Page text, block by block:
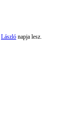
László napja lesz.